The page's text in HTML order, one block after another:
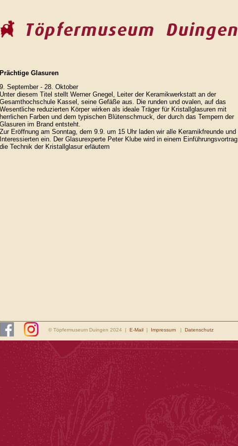
Prächtige Glasuren
9. September - 28. Oktober
Unter diesem Titel stellt Werner Gnegel, Leiter der Keramikwerkstatt an der
Gesamthochschule Kassel, seine Gefäße aus. Die runden und ovalen, auf das
Wesentliche reduzierten Körper wirken als ideale Träger für Kristallglasuren mit
herrlichen Farben und dem typischen Blütenschmuck, der durch das Tempern der
Glasuren im Brand entsteht.
Zur Eröffnung am Sonntag, dem 9.9. um 15 Uhr laden wir alle Keramikfreunde und
Interessierten ein. Der Glasurexperte Peter Klube wird in einem Einführungsvortrag
die Technik der Kristallglasur erläutern
© Töpfermuseum Duingen 2024 | E-Mail | Impressum | Datenschutz